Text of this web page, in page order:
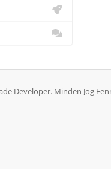
Developer. Minden Jog